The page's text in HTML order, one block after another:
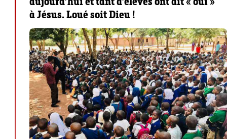
à Jésus. Loué soit Dieu !